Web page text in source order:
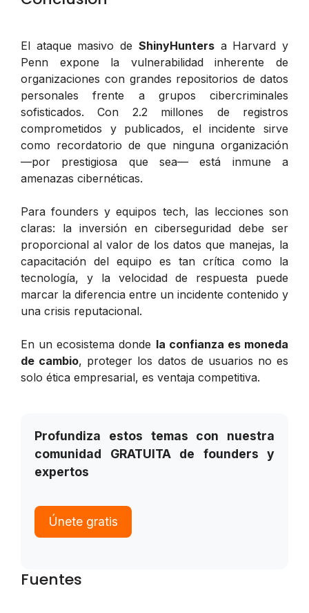
El ataque masivo de ShinyHuntersa Harvard y
Penn expone la vulnerabilidad inherente de
organizaciones con grandes repositorios de datos
personales frente a grupos cibercriminales
sofisticados. Con 2.2 millones de registros
comprometidos y publicados, el incidente sirve
como recordatorio de que ninguna organización
—por prestigiosa que sea— está inmune a
amenazas cibernéticas.
Para founders y equipos tech, las lecciones son
claras: la inversión en ciberseguridad debe ser
proporcional al valor de los datos que manejas, la
capacitación del equipo es tan crítica como la
tecnología, y la velocidad de respuesta puede
marcar la diferencia entre un incidente contenido y
una crisis reputacional.
En un ecosistema donde la confianza es moneda
de cambio, proteger los datos de usuarios no es
solo ética empresarial, es ventaja competitiva.
Profundiza estos temas con nuestra
comunidad GRATUITA de founders y
expertos
Únete gratis
Fuentes